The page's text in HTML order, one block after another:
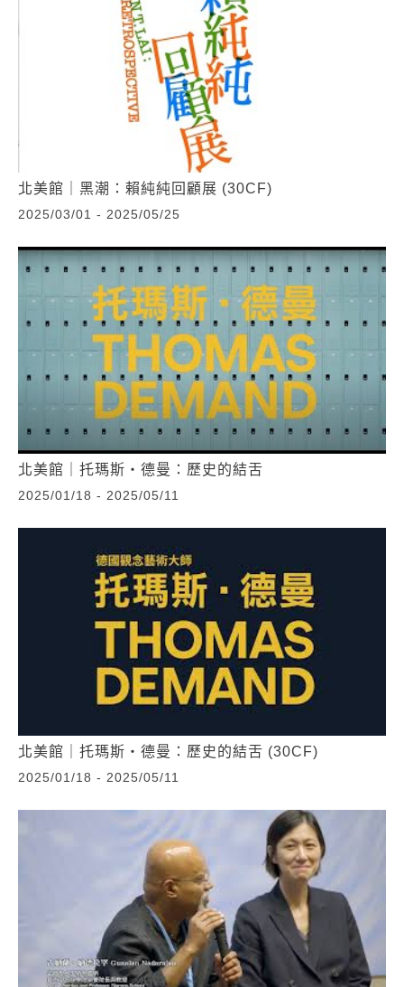
北美館｜黑潮：賴純純回顧展 (30CF)
2025/03/01 - 2025/05/25
北美館｜托瑪斯‧德曼：歷史的結舌
2025/01/18 - 2025/05/11
北美館｜托瑪斯‧德曼：歷史的結舌 (30CF)
2025/01/18 - 2025/05/11